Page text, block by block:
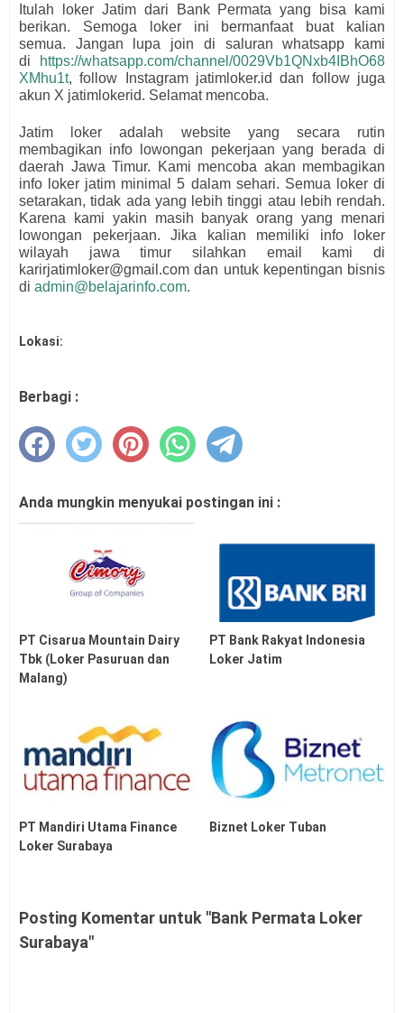
Itulah loker Jatim dari Bank Permatayang bisa kami
berikan. Semoga loker ini bermanfaat buat kalian
semua. Jangan lupa join di saluran whatsapp kami
di
https://whatsapp.com/channel/0029Vb1QNxb4IBhO68
XMhu1t, follow Instagram jatimloker.id dan follow juga
akun X jatimlokerid. Selamat mencoba.
Jatim loker adalah website yang secara rutin
membagikan info lowongan pekerjaan yang berada di
daerah Jawa Timur. Kami mencoba akan membagikan
info loker jatim minimal 5 dalam sehari. Semua loker di
setarakan, tidak ada yang lebih tinggi atau lebih rendah.
Karena kami yakin masih banyak orang yang menari
lowongan pekerjaan. Jika kalian memiliki info loker
wilayah jawa timur silahkan email kami di
karirjatimloker@gmail.com dan untuk kepentingan bisnis
di admin@belajarinfo.com.
Lokasi:
Berbagi :
Anda mungkin menyukai postingan ini :
PT Cisarua Mountain Dairy
Tbk (Loker Pasuruan dan
Malang)
PT Bank Rakyat Indonesia
Loker Jatim
PT Mandiri Utama Finance
Loker Surabaya
Biznet Loker Tuban
Posting Komentar untuk "Bank Permata Loker
Surabaya"